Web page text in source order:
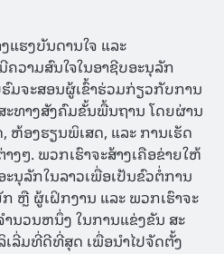
ແຮງບັນດານໃຈ ແລະ
າມສົນໃຈໃນອາຊີບອະນຸລັກ
ມຈະສອນຜູ້ເຂົ້າຮ່ວມກ່ຽວກັບການ
ທາງສັງຄົມຂັ້ນພື້ນຖານ ໂດຍຜ່ານ
ອງຮຽນພິເສດ, ແລະ ການເຮັດ
ໆ. ພວກເຮົາຈະສ້າງເຄືອຂ່າຍໃຫ້
ນຸລັກໃນລາວເພື່ອເປັນຂົວຕໍ່ການ
ຫຼື ຜູ້ເຝິກງານ ແລະ ພວກເຮົາຈະ
ນວນຫນຶ່ງ ໃນການແຂ່ງຂັນ ສະ
ລີ່ມທີ່ດີທີ່ສຸດ ເພື່ອນໍາໄປຈັດຕັ້ງ